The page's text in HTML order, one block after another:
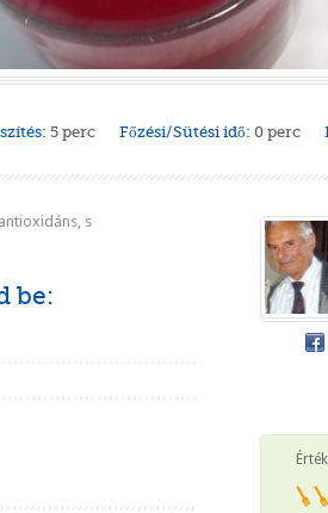
5 perc Főzési/Sütési idő: 0 perc
s
be: